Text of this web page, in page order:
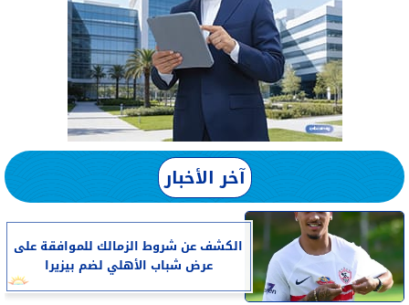
آخر الأخبار
الكشف عن شروط الزمالك للموافقة على
عرض شباب الأهلي لضم بيزيرا